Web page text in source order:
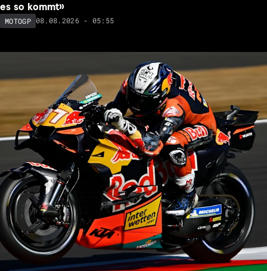
es so kommt»
MOTOGP 08.08.2026 - 05:55